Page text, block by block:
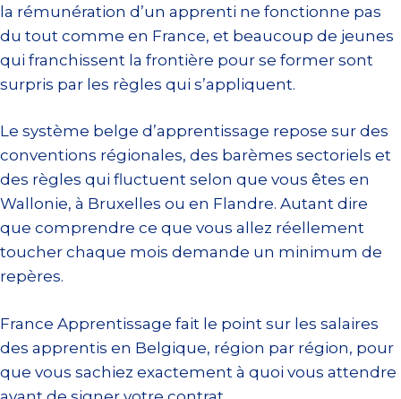
la rémunération d’un apprenti ne fonctionne pas
du tout comme en France, et beaucoup de jeunes
qui franchissent la frontière pour se former sont
surpris par les règles qui s’appliquent.
Le système belge d’apprentissage repose sur des
conventions régionales, des barèmes sectoriels et
des règles qui fluctuent selon que vous êtes en
Wallonie, à Bruxelles ou en Flandre. Autant dire
que comprendre ce que vous allez réellement
toucher chaque mois demande un minimum de
repères.
France Apprentissage fait le point sur les salaires
des apprentis en Belgique, région par région, pour
que vous sachiez exactement à quoi vous attendre